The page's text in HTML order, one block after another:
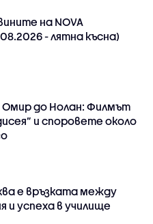
на NOVA
- лятна късна)
до Нолан: Филмът
и споровете около
е връзката между
и успеха в училище